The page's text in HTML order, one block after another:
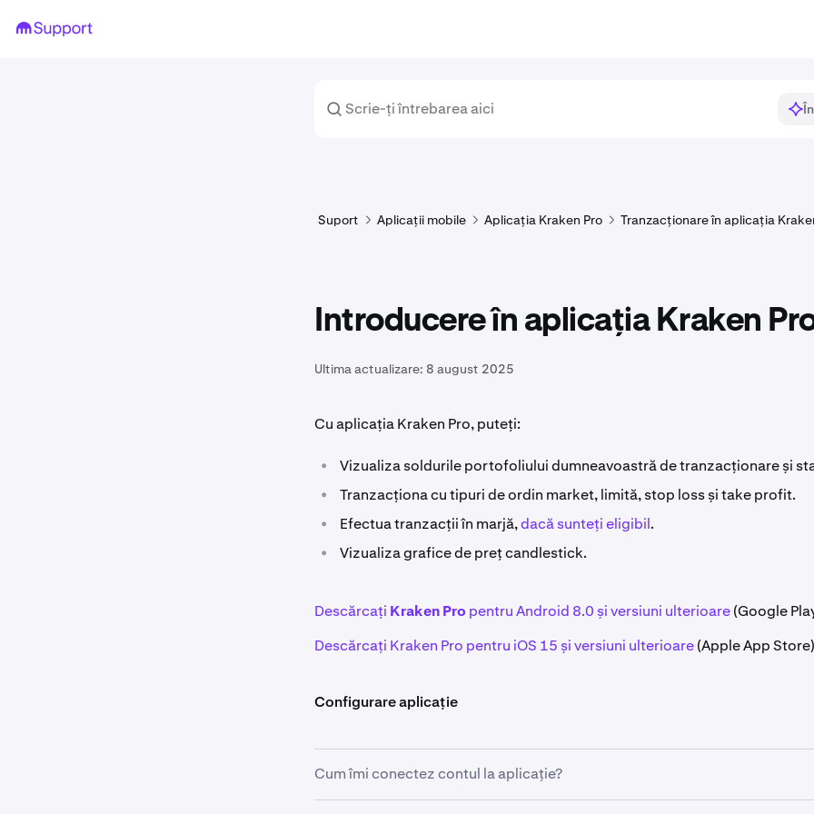
Suport Aplicații mobile Aplicația Kraken Pro Tranzacționare în aplicația
Introducere în aplicația Kraken
Ultima actualizare: 8 august 2025
Cu aplicația Kraken Pro, puteți:
• Vizualiza soldurile portofoliului dumneavoastră de tranzacționare și
• Tranzacționa cu tipuri de ordin market, limită, stop loss și take profit.
• Efectua tranzacții în marjă,dacă sunteți eligibil.
• Vizualiza grafice de preț candlestick.
Descărcați Kraken Pro pentru Android 8.0 și versiuni ulterioare(Google
Descărcați Kraken Pro pentru iOS 15 și versiuni ulterioare(Apple App Store)
Configurare aplicație
Cum îmi conectez contul la aplicație?